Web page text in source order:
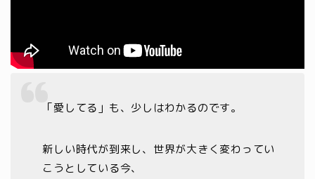
「愛してる」も、少しはわかるのです。
新しい時代が到来し、世界が大きく変わってい
こうとしている今、